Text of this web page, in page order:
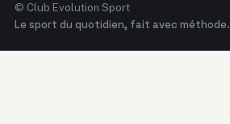
© Club Evolution Sport
Le sport du quotidien, fait avec méthode.